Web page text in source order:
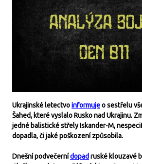
Ukrajinské letectvoinformujeo sestřelu
Šahed, které vyslalo Rusko nad Ukrajinu.
jedné balistické střely Iskander-M,
dopadla, či jaké poškození způsobila.
Dnešní podvečernídopad ruské klouzavé